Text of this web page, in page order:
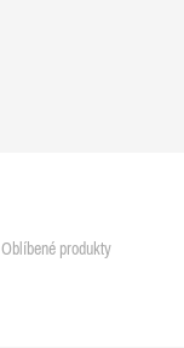
Oblíbené produkty